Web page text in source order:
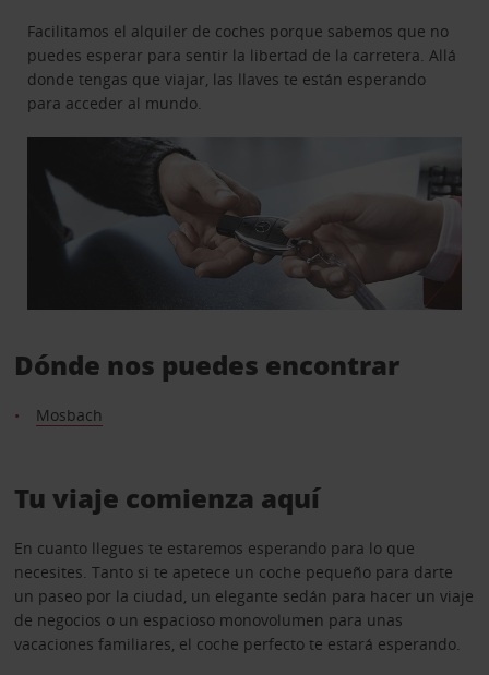
Facilitamos el alquiler de coches porque sabemos que no
puedes esperar para sentir la libertad de la carretera. Allá
donde tengas que viajar, las llaves te están esperando
para acceder al mundo.
Dónde nos puedes encontrar
Mosbach
Tu viaje comienza aquí
En cuanto llegues te estaremos esperando para lo que
necesites. Tanto si te apetece un coche pequeño para darte
un paseo por la ciudad, un elegante sedán para hacer un viaje
de negocios o un espacioso monovolumen para unas
vacaciones familiares, el coche perfecto te estará esperando.